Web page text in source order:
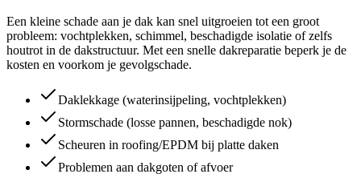
Een kleine schade aan je dak kan snel uitgroeien tot een groot
probleem: vochtplekken, schimmel, beschadigde isolatie of zelfs
houtrot in de dakstructuur. Met een snelle dakreparatie beperk je de
kosten en voorkom je gevolgschade.
Daklekkage (waterinsijpeling, vochtplekken)
Stormschade (losse pannen, beschadigde nok)
Scheuren in roofing/EPDM bij platte daken
Problemen aan dakgoten of afvoer